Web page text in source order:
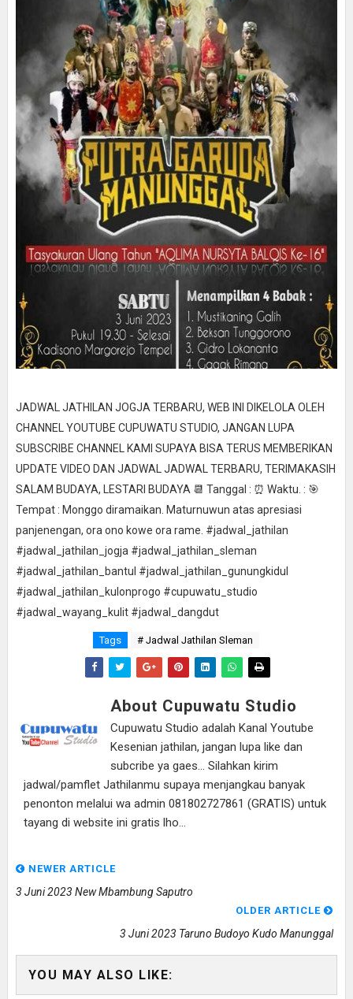
JADWAL JATHILAN JOGJA TERBARU, WEB INI DIKELOLA OLEH
CHANNEL YOUTUBE CUPUWATU STUDIO, JANGAN LUPA
SUBSCRIBE CHANNEL KAMI SUPAYA BISA TERUS MEMBERIKAN
UPDATE VIDEO DAN JADWAL JADWAL TERBARU, TERIMAKASIH
SALAM BUDAYA, LESTARI BUDAYA 📆 Tanggal : ⏰ Waktu. : 🎯
Tempat : Monggo diramaikan. Maturnuwun atas apresiasi
panjenengan, ora ono kowe ora rame. #jadwal_jathilan
#jadwal_jathilan_jogja #jadwal_jathilan_sleman
#jadwal_jathilan_bantul #jadwal_jathilan_gunungkidul
#jadwal_jathilan_kulonprogo #cupuwatu_studio
#jadwal_wayang_kulit #jadwal_dangdut
Tags # Jadwal Jathilan Sleman
About Cupuwatu Studio
Cupuwatu Studio adalah Kanal Youtube
Kesenian jathilan, jangan lupa like dan
subcribe ya gaes... Silahkan kirim
jadwal/pamflet Jathilanmu supaya menjangkau banyak
penonton melalui wa admin 081802727861 (GRATIS) untuk
tayang di website ini gratis lho...
NEWER ARTICLE
3 Juni 2023 New Mbambung Saputro
OLDER ARTICLE
3 Juni 2023 Taruno Budoyo Kudo Manunggal
YOU MAY ALSO LIKE: